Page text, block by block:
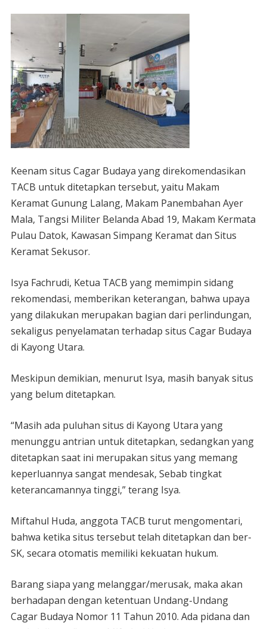
Keenam situs Cagar Budaya yang direkomendasikan
TACB untuk ditetapkan tersebut, yaitu Makam
Keramat Gunung Lalang, Makam Panembahan Ayer
Mala, Tangsi Militer Belanda Abad 19, Makam Kermata
Pulau Datok, Kawasan Simpang Keramat dan Situs
Keramat Sekusor.
Isya Fachrudi, Ketua TACB yang memimpin sidang
rekomendasi, memberikan keterangan, bahwa upaya
yang dilakukan merupakan bagian dari perlindungan,
sekaligus penyelamatan terhadap situs Cagar Budaya
di Kayong Utara.
Meskipun demikian, menurut Isya, masih banyak situs
yang belum ditetapkan.
“Masih ada puluhan situs di Kayong Utara yang
menunggu antrian untuk ditetapkan, sedangkan yang
ditetapkan saat ini merupakan situs yang memang
keperluannya sangat mendesak, Sebab tingkat
keterancamannya tinggi,” terang Isya.
Miftahul Huda, anggota TACB turut mengomentari,
bahwa ketika situs tersebut telah ditetapkan dan ber-
SK, secara otomatis memiliki kekuatan hukum.
Barang siapa yang melanggar/merusak, maka akan
berhadapan dengan ketentuan Undang-Undang
Cagar Budaya Nomor 11 Tahun 2010. Ada pidana dan